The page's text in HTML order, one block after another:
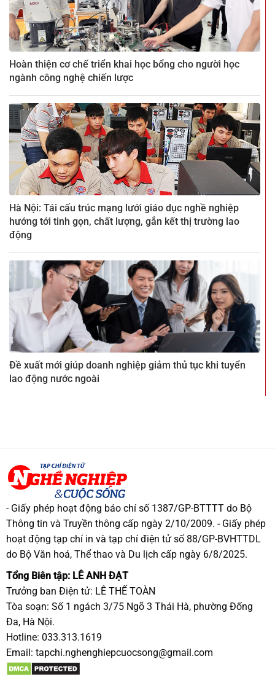
Hoàn thiện cơ chế triển khai học bổng cho người học
ngành công nghệ chiến lược
Hà Nội: Tái cấu trúc mạng lưới giáo dục nghề nghiệp
hướng tới tinh gọn, chất lượng, gắn kết thị trường lao
động
Đề xuất mới giúp doanh nghiệp giảm thủ tục khi tuyển
lao động nước ngoài
- Giấy phép hoạt động báo chí số 1387/GP-BTTTT do Bộ
Thông tin và Truyền thông cấp ngày 2/10/2009. - Giấy phép
hoạt động tạp chí in và tạp chí điện tử số 88/GP-BVHTTDL
do Bộ Văn hoá, Thể thao và Du lịch cấp ngày 6/8/2025.
Tổng Biên tập: LÊ ANH ĐẠT
Trưởng ban Điện tử: LÊ THẾ TOÀN
Tòa soạn: Số 1 ngách 3/75 Ngõ 3 Thái Hà, phường Đống
Đa, Hà Nội.
Hotline: 033.313.1619
Email: tapchi.nghenghiepcuocsong@gmail.com